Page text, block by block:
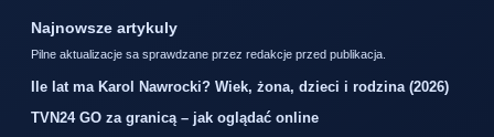
Najnowsze artykuly
Pilne aktualizacje sa sprawdzane przez redakcje przed publikacja.
Ile lat ma Karol Nawrocki? Wiek, żona, dzieci i rodzina (2026)
TVN24 GO za granicą – jak oglądać online